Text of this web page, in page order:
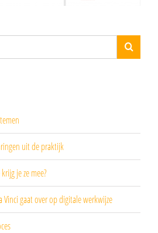
uit de praktijk
je ze mee?
gaat over op digitale werkwijze